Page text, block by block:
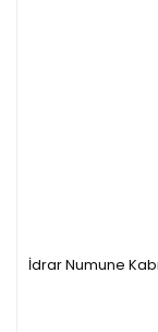
İdrar Numune